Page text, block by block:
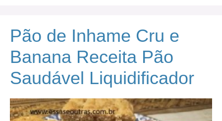
Pão de Inhame Cru e
Banana Receita Pão
Saudável Liquidificador